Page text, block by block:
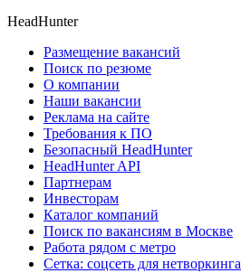
HeadHunter
Размещение вакансий
Поиск по резюме
О компании
Наши вакансии
Реклама на сайте
Требования к ПО
Безопасный HeadHunter
HeadHunter API
Партнерам
Инвесторам
Каталог компаний
Поиск по вакансиям в Москве
Работа рядом с метро
Сетка: соцсеть для нетворкинга